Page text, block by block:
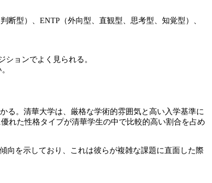
型）、ENTP（外向型、直観型、思考型、知覚型）、
ョンでよく見られる。
る。清華大学は、厳格な学術的雰囲気と高い入学基準に
れた性格タイプが清華学生の中で比較的高い割合を占め
向を示しており、これは彼らが複雑な課題に直面した際